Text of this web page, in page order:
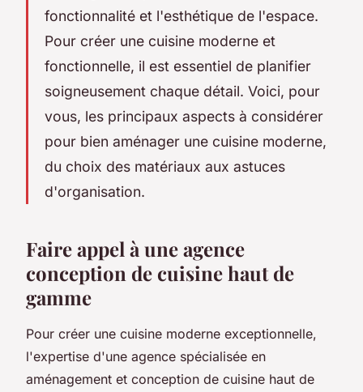
fonctionnalité et l'esthétique de l'espace.
Pour créer une cuisine moderne et
fonctionnelle, il est essentiel de planifier
soigneusement chaque détail. Voici, pour
vous, les principaux aspects à considérer
pour bien aménager une cuisine moderne,
du choix des matériaux aux astuces
d'organisation.
Faire appel à une agence
conception de cuisine haut de
gamme
Pour créer une cuisine moderne exceptionnelle,
l'expertise d'une agence spécialisée en
aménagement et conception de cuisine haut de